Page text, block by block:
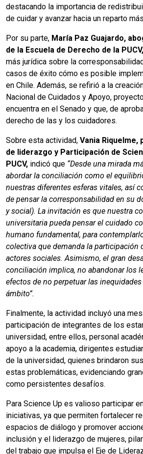
destacando la importancia de
de cuidar y avanzar hacia un reparto
Por su parte, María Paz Guajardo,
de la Escuela de Derecho de la PUCV,
más jurídica sobre la
casos de éxito cómo es posible
en Chile. Además, se refirió a la
Nacional de Cuidados y Apoyo,
encuentra en el Senado y que, de
derecho de las y los cuidadores.
Sobre esta actividad, Vania Riquelme,
de liderazgo y Participación de
PUCV, indicó que “Desde una mirada
abordar la conciliación como el
nuestras diferentes esferas vitales, así
de pensar la corresponsabilidad en su
y social). La invitación es que nuestra
universitaria pueda pensar el cuidado
humano fundamental, para
colectiva que demanda la participación
actores sociales. Asimismo, el gran
conciliación implica, no abandonar los
efectos de no perpetuar las
ámbito”.
Finalmente, la actividad incluyó una
participación de integrantes de los
universidad, entre ellos, personal
apoyo a la academia, dirigentes
de la universidad, quienes brindaron
estas problemáticas, evidenciando
como persistentes desafíos.
Para Science Up es valioso participar
iniciativas, ya que permiten fortalecer
espacios de diálogo y promover
inclusión y el liderazgo de mujeres,
del trabajo que impulsa el Eje de